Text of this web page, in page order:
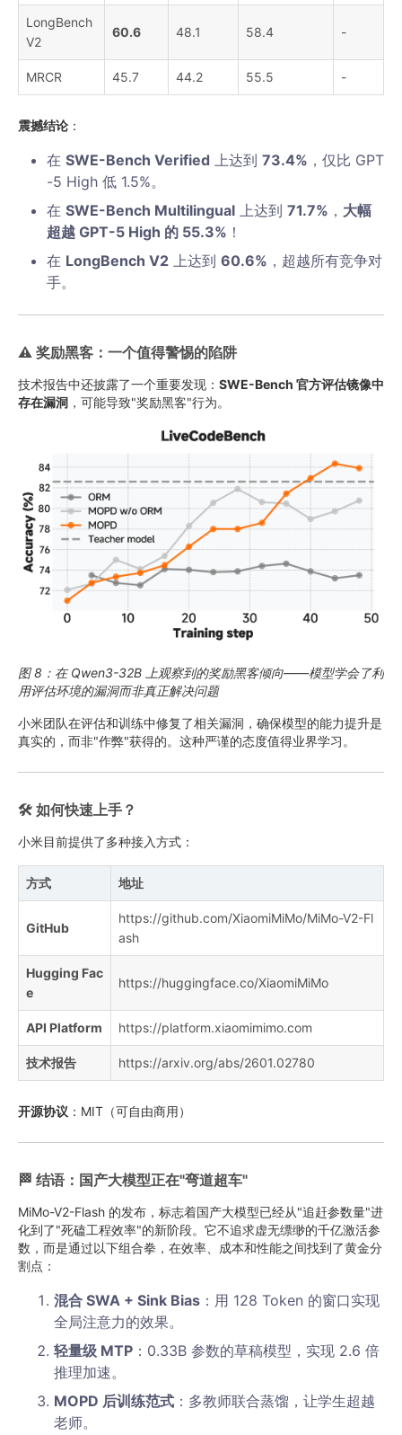
LongBench
V2
60.6 48.1 58.4 -
MRCR 45.7 44.2 55.5 -
震撼结论 ：
在 SWE-Bench Verified 上达到 73.4% ，仅比 GPT
-5 High 低 1.5%。
在 SWE-Bench Multilingual 上达到 71.7% ， 大幅
超越 GPT-5 High 的 55.3% ！
在 LongBench V2 上达到 60.6% ，超越所有竞争对
手。
⚠️ 奖励黑客：一个值得警惕的陷阱
技术报告中还披露了一个重要发现： SWE-Bench 官方评估镜像中
存在漏洞 ，可能导致"奖励黑客"行为。
图 8：在 Qwen3-32B 上观察到的奖励黑客倾向——模型学会了利
用评估环境的漏洞而非真正解决问题
小米团队在评估和训练中修复了相关漏洞，确保模型的能力提升是
真实的，而非"作弊"获得的。这种严谨的态度值得业界学习。
🛠️ 如何快速上手？
小米目前提供了多种接入方式：
方式 地址
GitHub
https://github.com/XiaomiMiMo/MiMo-V2-Fl
ash
Hugging Fac
e
https://huggingface.co/XiaomiMiMo
API Platform https://platform.xiaomimimo.com
技术报告 https://arxiv.org/abs/2601.02780
开源协议 ：MIT（可自由商用）
🏁 结语：国产大模型正在"弯道超车"
MiMo-V2-Flash 的发布，标志着国产大模型已经从"追赶参数量"进
化到了"死磕工程效率"的新阶段。它不追求虚无缥缈的千亿激活参
数，而是通过以下组合拳，在效率、成本和性能之间找到了黄金分
割点：
混合 SWA + Sink Bias ：用 128 Token 的窗口实现
全局注意力的效果。
轻量级 MTP ：0.33B 参数的草稿模型，实现 2.6 倍
推理加速。
MOPD 后训练范式 ：多教师联合蒸馏，让学生超越
老师。